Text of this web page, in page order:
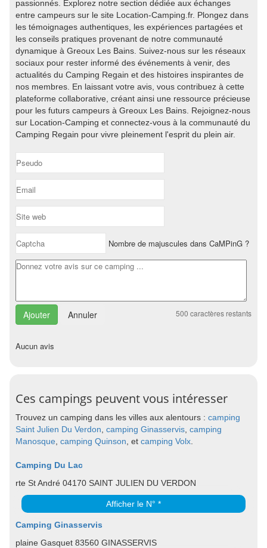
passionnés. Explorez notre section dédiée aux échanges
entre campeurs sur le site Location-Camping.fr. Plongez dans
les témoignages authentiques, les expériences partagées et
les conseils pratiques provenant de notre communauté
dynamique à Greoux Les Bains. Suivez-nous sur les réseaux
sociaux pour rester informé des événements à venir, des
actualités du Camping Regain et des histoires inspirantes de
nos membres. En laissant votre avis, vous contribuez à cette
plateforme collaborative, créant ainsi une ressource précieuse
pour les futurs campeurs à Greoux Les Bains. Rejoignez-nous
sur Location-Camping et connectez-vous à la communauté du
Camping Regain pour vivre pleinement l'esprit du plein air.
Nombre de majuscules dans CaMPinG ?
Annuler 500 caractères restants
Aucun avis
Ces campings peuvent vous intéresser
Trouvez un camping dans les villes aux alentours : camping
Saint Julien Du Verdon camping Ginasservis camping
Manosque camping Quinson , et camping Volx
Camping Du Lac
rte St André 04170 SAINT JULIEN DU VERDON
Afficher le N° *
Camping Ginasservis
plaine Gasquet 83560 GINASSERVIS